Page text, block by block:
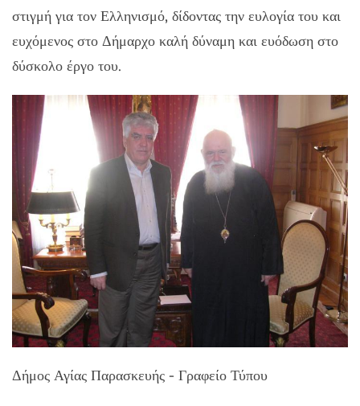
στιγμή για τον Ελληνισμό, δίδοντας την ευλογία του και
ευχόμενος στο Δήμαρχο καλή δύναμη και ευόδωση στο
δύσκολο έργο του.
Δήμος Αγίας Παρασκευής - Γραφείο Τύπου